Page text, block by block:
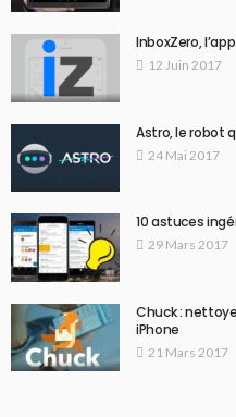
InboxZero,
12 Juin 2017
Astro, le robot
24 Mai 2017
10 astuces
29 Mars 2017
Chuck :
iPhone
21 Mars 2017